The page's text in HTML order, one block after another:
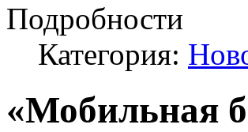
Подробности
Категория:
«Мобильная